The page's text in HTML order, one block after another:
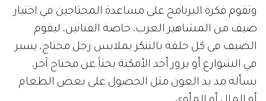
وتقوم فكرة البرنامج على مساعدة المحتاجين في اختيار
ضيف من المشاهير العرب، خاصة الفنانين، ليقوم
الضيف في كل حلقة بالتنكر بملابس رجل محتاج، يسير
في الشوارع أو يزور أحد الأمكنة بحثاً عن محتاج آخر،
يسأله مد يد العون مثل الحصول على بعض الطعام